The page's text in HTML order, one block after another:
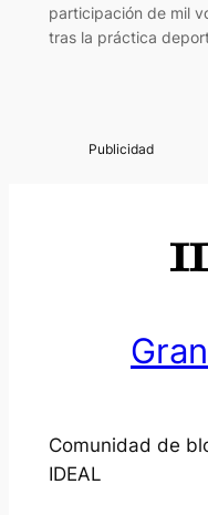
participación de mil
tras la práctica
Comunidad de
IDEAL